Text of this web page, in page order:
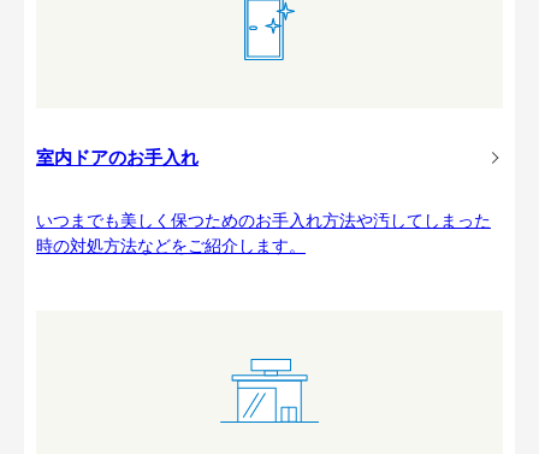
室内ドアのお手入れ
いつまでも美しく保つためのお手入れ方法や汚してしまった
時の対処方法などをご紹介します。